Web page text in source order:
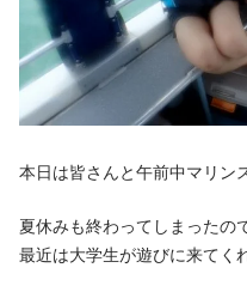
本日は皆さんと午前中マリン
夏休みも終わってしまったの
最近は大学生が遊びに来てく